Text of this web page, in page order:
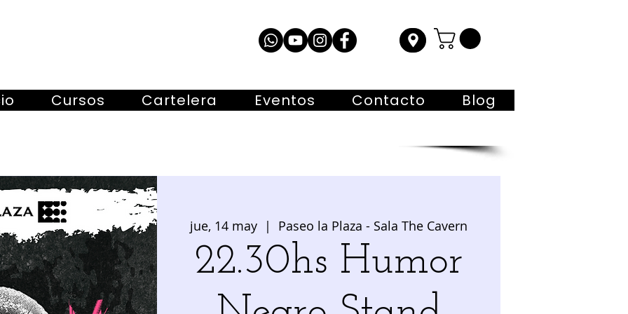
Cursos Cartelera Eventos Contacto Blog
jue, 14 may
  |
Paseo la Plaza - Sala The Cavern
22.30hs Humor